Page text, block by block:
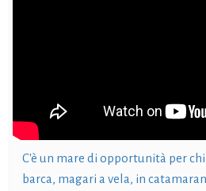
C'è un mare di opportunità per
barca, magari a vela, in